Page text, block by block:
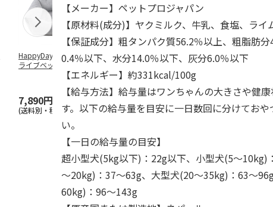
HappyDays 2wayド
ライブベッド グレ
7,890円
(送料別・税込)
獣医師開発 ニオイ
をとる砂専用 猫ト
イレ ナチュラルグ
1,550円
(送料別・税込)
デオトイレ 飛び散
らない消臭・抗菌サ
ンド 4L
1,320円
(送料別・税込)
470
(送料
【メーカー】ペットプロジャパン
【原材料(成分)】ヤクミルク、牛乳、食塩、ライ
【保証成分】粗タンパク質56.2％以上、粗脂肪
0.4％以下、水分14.0％以下、灰分6.0％以下
【エネルギー】約331kcal/100g
【給与方法】給与量はワンちゃんの大きさや健
す。以下の給与量を目安に一日数回に分けてお
い。
【一日の給与量の目安】
超小型犬(5kg以下)：22g以下、小型犬(5～10kg)
～20kg)：37～63g、大型犬(20～35kg)：63～
60kg)：96～143g